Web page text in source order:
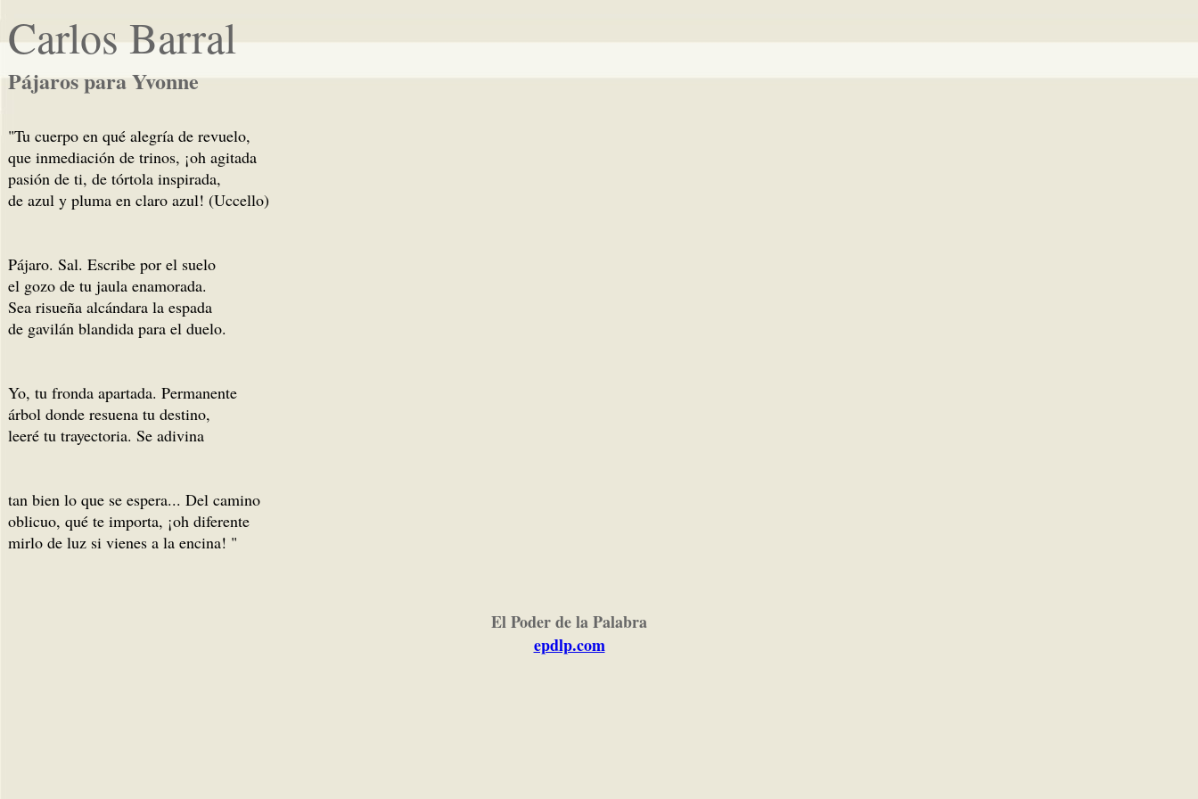
Carlos Barral
Pájaros para Yvonne
"Tu cuerpo en qué alegría de revuelo,
que inmediación de trinos, ¡oh agitada
pasión de ti, de tórtola inspirada,
de azul y pluma en claro azul! (Uccello)
Pájaro. Sal. Escribe por el suelo
el gozo de tu jaula enamorada.
Sea risueña alcándara la espada
de gavilán blandida para el duelo.
Yo, tu fronda apartada. Permanente
árbol donde resuena tu destino,
leeré tu trayectoria. Se adivina
tan bien lo que se espera... Del camino
oblicuo, qué te importa, ¡oh diferente
mirlo de luz si vienes a la encina! "
El Poder de la Palabra
epdlp.com